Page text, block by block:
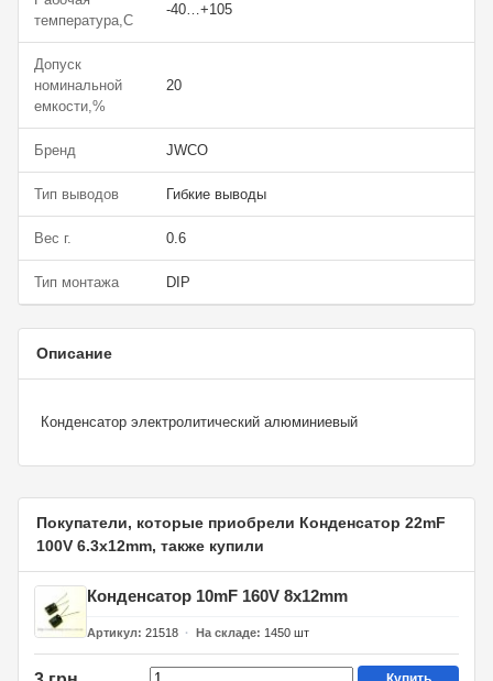
температура,С
-40…+105
Допуск
номинальной
емкости,%
20
Бренд JWCO
Тип выводов Гибкие выводы
Вес г. 0.6
Тип монтажа DIP
Описание
Конденсатор электролитический алюминиевый
Покупатели, которые приобрели Конденсатор 22mF
100V 6.3x12mm, также купили
Конденсатор 10mF 160V 8x12mm
Артикул 21518 На складе 1450 шт